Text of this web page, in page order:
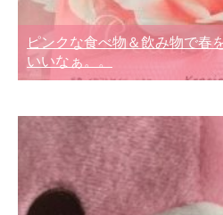
ピンクな食べ物＆飲み物で春
いいなぁ。。